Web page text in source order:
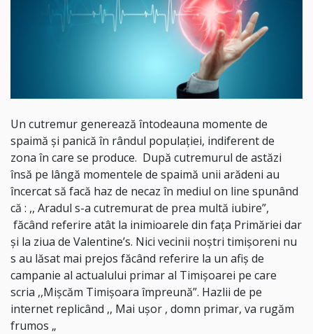
Un cutremur generează întodeauna momente de
spaimă și panică în rândul populației, indiferent de
zona în care se produce. După cutremurul de astăzi
însă pe lângă momentele de spaimă unii arădeni au
încercat să facă haz de necaz în mediul on line spunând
că : ,, Aradul s-a cutremurat de prea multă iubire”,
făcând referire atât la inimioarele din fața Primăriei dar
și la ziua de Valentine’s. Nici vecinii noștri timișoreni nu
s au lăsat mai prejos făcând referire la un afiș de
campanie al actualului primar al Timișoarei pe care
scria ,,Mișcăm Timișoara împreună”. Hazlii de pe
internet replicând ,, Mai ușor , domn primar, va rugăm
frumos „